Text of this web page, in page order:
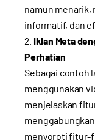
namun menarik,
informatif, dan
Iklan Meta
Perhatian
Sebagai contoh
menggunakan
menjelaskan
menyoroti fitur-